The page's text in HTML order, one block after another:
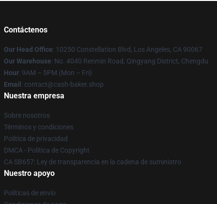
Contáctenos
Our Head Office: 10250 Constellation Blvd, Los Angeles, CA 90067
Our Warehouse: No. 4040 Renmin Road, Qingyang District, Chengdu
Hour: 9AM – 5PM (Mon – Fri)
Email : contact@cash-baker.shop
Nuestra empresa
Sobre nosotros
Términos y condiciones
Política de privacidad
DMCA - Política de Copyright
CA SB657: Ley de transparencia en la cadena de suministro
Nuestro apoyo
Políticas de envío